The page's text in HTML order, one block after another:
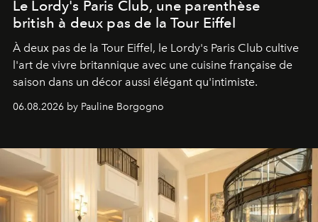
Le Lordy's Paris Club, une parenthèse
british à deux pas de la Tour Eiffel
À deux pas de la Tour Eiffel, le Lordy's Paris Club cultive
l'art de vivre britannique avec une cuisine française de
saison dans un décor aussi élégant qu'intimiste.
06.08.2026 by Pauline Borgogno